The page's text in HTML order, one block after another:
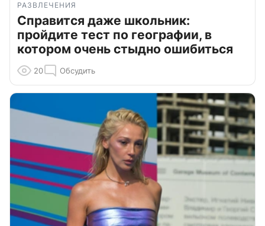
РАЗВЛЕЧЕНИЯ
Справится даже школьник:
пройдите тест по географии, в
котором очень стыдно ошибиться
20 Обсудить